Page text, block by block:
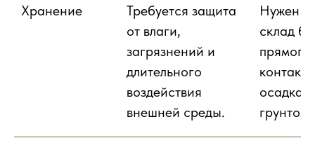
Хранение
Требуется защита
от влаги,
загрязнений и
длительного
воздействия
внешней среды.
Нужен
склад
прямого
грунтом.